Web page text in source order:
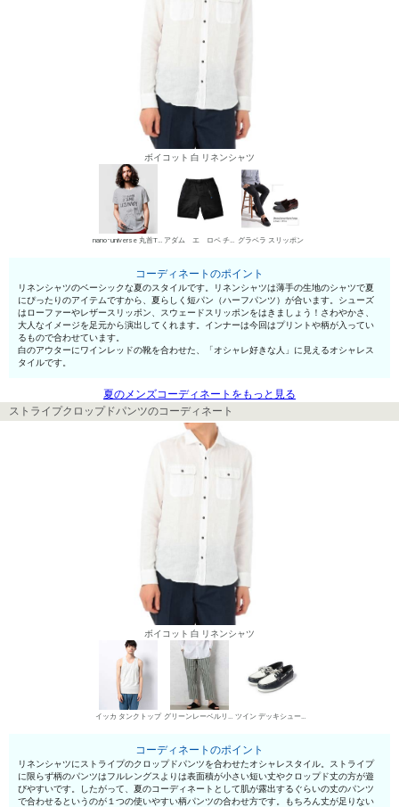
ボイコット 白 リネンシャツ
nano･universe 丸首Tシャツ アダム エ ロペ チノパン・綿パン グラベラ スリッポン
コーディネートのポイント
リネンシャツのベーシックな夏のスタイルです。リネンシャツは薄手の生地のシャツで夏
にぴったりのアイテムですから、夏らしく短パン（ハーフパンツ）が合います。シューズ
はローファーやレザースリッポン、スウェードスリッポンをはきましょう！さわやかさ、
大人なイメージを足元から演出してくれます。インナーは今回はプリントや柄が入ってい
るもので合わせています。
白のアウターにワインレッドの靴を合わせた、「オシャレ好きな人」に見えるオシャレス
タイルです。
夏のメンズコーディネートをもっと見る
ストライプクロップドパンツのコーディネート
ボイコット 白 リネンシャツ
イッカ タンクトップ グリーンレーベルリラクシング チノパン・綿パン ツイン デッキシューズ
コーディネートのポイント
リネンシャツにストライプのクロップドパンツを合わせたオシャレスタイル。ストライプ
に限らず柄のパンツはフルレングスよりは表面積が小さい短い丈やクロップド丈の方が遊
びやすいです。したがって、夏のコーディネートとして肌が露出するぐらいの丈のパンツ
で合わせるというのが１つの使いやすい柄パンツの合わせ方です。もちろん丈が足りない